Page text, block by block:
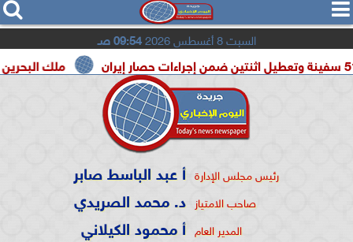
  
السبت 8 أغسطس 2026 09:54 صـ
ملك البحرين
رئيس مجلس الإدارة أ عبد الباسط صابر
صاحب الامتياز د. محمد الصريدي
المدير العام أ محمود الكيلاني